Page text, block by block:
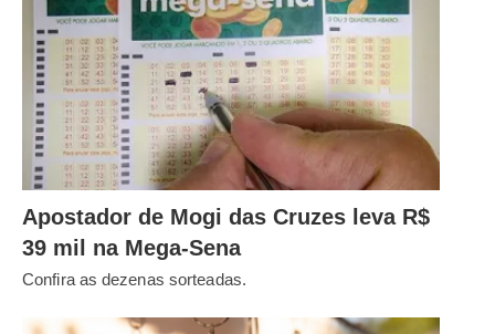
Apostador de Mogi das Cruzes leva R$
39 mil na Mega-Sena
Confira as dezenas sorteadas.